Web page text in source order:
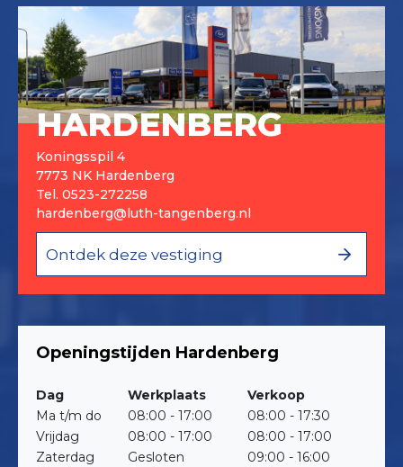
HARDENBERG
Koningsspil 4
7773 NK Hardenberg
Tel. 0523-272258
hardenberg@luth-tangenberg.nl
Ontdek deze vestiging
Openingstijden Hardenberg
Dag Werkplaats
Verkoop
Ma t/m do
08:00 - 17:00
08:00 - 17:30
Vrijdag
08:00 - 17:00
08:00 - 17:00
Zaterdag
Gesloten
09:00 - 16:00